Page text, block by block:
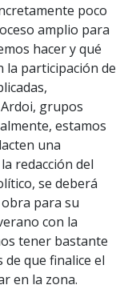
poco
amplio para
hacer y qué
la participación de
grupos
estamos
una
redacción del
se deberá
para su
con la
tener bastante
que finalice el
en la zona.